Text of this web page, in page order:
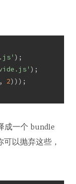
);
);
, 2)));
成一个 bundle
以抛弃这些，